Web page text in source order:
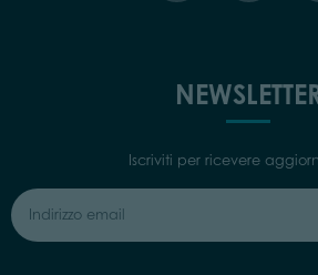
Iscriviti per ricevere